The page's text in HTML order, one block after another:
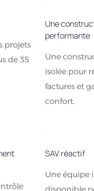
projets
de 35
Une
performante
Une
isolée pour
factures et
confort.
SAV réactif
Une équipe